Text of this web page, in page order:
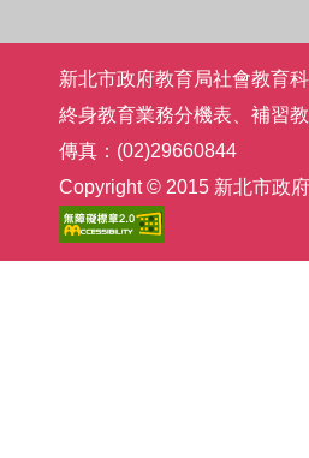
新北市政府教育局社會教育
終身教育業務分機表
補習
傳真：(02)29660844
Copyright © 2015 新北市政